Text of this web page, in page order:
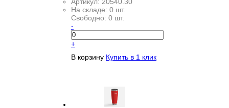
На складе: 0 шт.
Свободно: 0 шт.
-
+
В корзину Купить в 1 клик